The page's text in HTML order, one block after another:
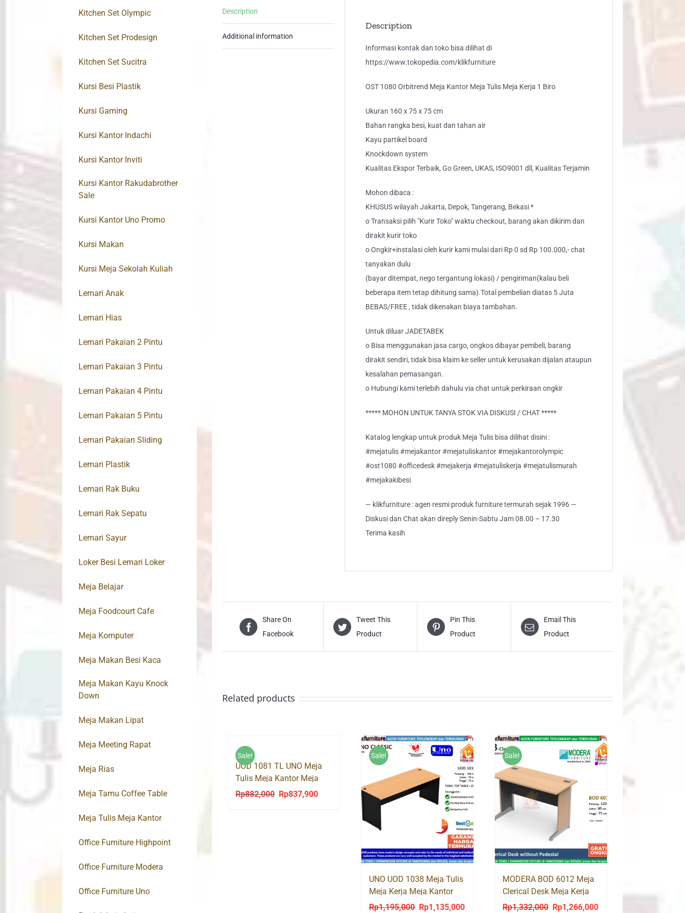
/
1
Biro
Description
Additional information
Description
Informasi kontak dan toko bisa dilihat di
https://www.tokopedia.com/klikfurniture
OST 1080 Orbitrend Meja Kantor Meja Tulis Meja Kerja 1 Biro
Ukuran 160 x 75 x 75 cm
Bahan rangka besi, kuat dan tahan air
Kayu partikel board
Knockdown system
Kualitas Ekspor Terbaik, Go Green, UKAS, ISO9001 dll, Kualitas Terjamin
Mohon dibaca :
KHUSUS wilayah Jakarta, Depok, Tangerang, Bekasi *
o Transaksi pilih "Kurir Toko" waktu checkout, barang akan dikirim dan
dirakit kurir toko
o Ongkir+instalasi oleh kurir kami mulai dari Rp 0 sd Rp 100.000,- chat
tanyakan dulu
(bayar ditempat, nego tergantung lokasi) / pengiriman(kalau beli
beberapa item tetap dihitung sama).Total pembelian diatas 5 Juta
BEBAS/FREE , tidak dikenakan biaya tambahan.
Untuk diluar JADETABEK
o Bisa menggunakan jasa cargo, ongkos dibayar pembeli, barang
dirakit sendiri, tidak bisa klaim ke seller untuk kerusakan dijalan ataupun
kesalahan pemasangan.
o Hubungi kami terlebih dahulu via chat untuk perkiraan ongkir
***** MOHON UNTUK TANYA STOK VIA DISKUSI / CHAT *****
Katalog lengkap untuk produk Meja Tulis bisa dilihat disini :
#mejatulis #mejakantor #mejatuliskantor #mejakantorolympic
#ost1080 #officedesk #mejakerja #mejatuliskerja #mejatulismurah
#mejakakibesi
— klikfurniture : agen resmi produk furniture termurah sejak 1996 —
Diskusi dan Chat akan direply Senin-Sabtu Jam 08.00 – 17.30
Terima kasih
Share On
Facebook
Tweet This
Product
Pin This
Product
Email This
Product
Related products
Sale!
UOD 1081 TL UNO Meja
Tulis Meja Kantor Meja
Kerja Tanpa Laci
Rp882,000
Original
Rp837,900Current
Sale!
UNO UOD 1038 Meja Tulis
Meja Kerja Meja Kantor
Office Desk
Rp1,195,000
Original
Rp1,135,000Current
Sale!
MODERA BOD 6012 Meja
Clerical Desk Meja Kerja
Meja Kantor
Rp1,332,000
Original
Rp1,266,000Current
Kitchen Set Olympic
Kitchen Set Prodesign
Kitchen Set Sucitra
Kursi Besi Plastik
Kursi Gaming
Kursi Kantor Indachi
Kursi Kantor Inviti
Kursi Kantor Rakudabrother
Sale
Kursi Kantor Uno Promo
Kursi Makan
Kursi Meja Sekolah Kuliah
Lemari Anak
Lemari Hias
Lemari Pakaian 2 Pintu
Lemari Pakaian 3 Pintu
Lemari Pakaian 4 Pintu
Lemari Pakaian 5 Pintu
Lemari Pakaian Sliding
Lemari Plastik
Lemari Rak Buku
Lemari Rak Sepatu
Lemari Sayur
Loker Besi Lemari Loker
Meja Belajar
Meja Foodcourt Cafe
Meja Komputer
Meja Makan Besi Kaca
Meja Makan Kayu Knock
Down
Meja Makan Lipat
Meja Meeting Rapat
Meja Rias
Meja Tamu Coffee Table
Meja Tulis Meja Kantor
Office Furniture Highpoint
Office Furniture Modera
Office Furniture Uno